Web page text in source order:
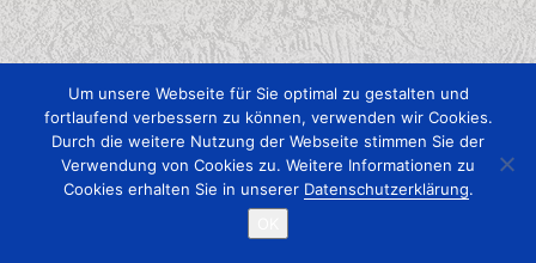
Um unsere Webseite für Sie optimal zu gestalten und
fortlaufend verbessern zu können, verwenden wir Cookies.
Durch die weitere Nutzung der Webseite stimmen Sie der
Verwendung von Cookies zu. Weitere Informationen zu
Cookies erhalten Sie in unserer Datenschutzerklärung.